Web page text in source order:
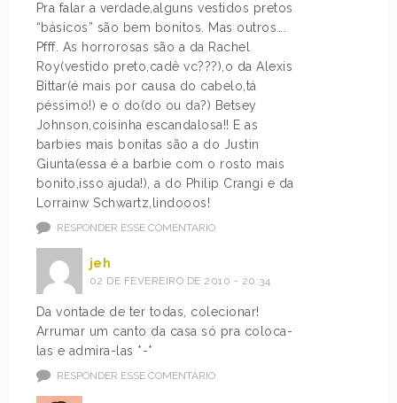
Pra falar a verdade,alguns vestidos pretos
“básicos” são bem bonitos. Mas outros….
Pfff. As horrorosas são a da Rachel
Roy(vestido preto,cadê vc???),o da Alexis
Bittar(é mais por causa do cabelo,tá
péssimo!) e o do(do ou da?) Betsey
Johnson,coisinha escandalosa!! E as
barbies mais bonitas são a do Justin
Giunta(essa é a barbie com o rosto mais
bonito,isso ajuda!), a do Philip Crangi e da
Lorrainw Schwartz,lindooos!
RESPONDER ESSE COMENTÁRIO
jeh
02 DE FEVEREIRO DE 2010 - 20:34
Da vontade de ter todas, colecionar!
Arrumar um canto da casa só pra coloca-
las e admira-las *-*
RESPONDER ESSE COMENTÁRIO